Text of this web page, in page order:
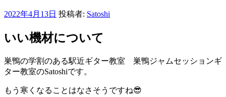
投
日:
2022年4月13日 投稿者: Satoshi
いい機材について
巣鴨の学割のある駅近ギター教室 巣鴨ジャムセッションギ
ター教室のSatoshiです。
もう寒くなることはなさそうですね😎